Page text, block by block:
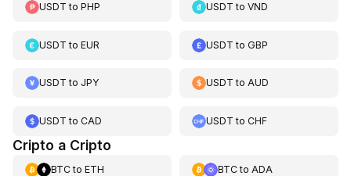
USDT to PHP USDT toVND
USDT to EUR USDT toGBP
USDT to JPY USDT toAUD
USDT to CAD USDT toCHF
Cripto a Cripto
BTCto ETH BTCto ADA